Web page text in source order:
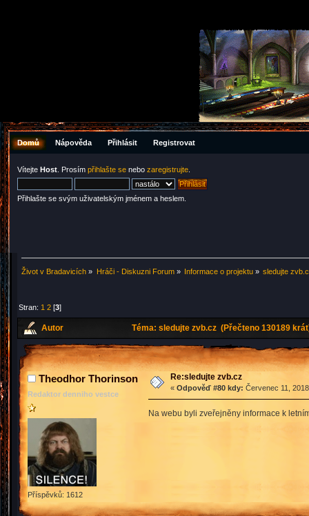
Domů Nápověda Přihlásit Registrovat
Vítejte Host . Prosím přihlašte se nebo zaregistrujte
Přihlašte se svým uživatelským jménem a heslem.
Život v Bradavicích » Hráči - Diskuzni Forum» Informace o projektu» sledujte
Stran: 1 2 [3]
Autor Téma: sledujte zvb.cz (Přečteno 130189
Theodhor Thorinson
Redaktor denniho vestce
Příspěvků: 1612
Re:sledujte zvb.cz
« Odpověď #80 kdy: Červenec 11,
Na webu byli zveřejněny informace k